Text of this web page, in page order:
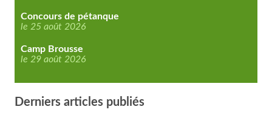
Concours de pétanque
le 25 août 2026
Camp Brousse
le 29 août 2026
Derniers articles publiés